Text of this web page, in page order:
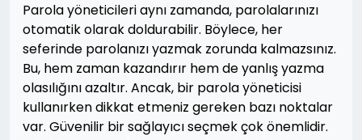
Parola yöneticileri aynı zamanda, parolalarınızı
otomatik olarak doldurabilir. Böylece, her
seferinde parolanızı yazmak zorunda kalmazsınız.
Bu, hem zaman kazandırır hem de yanlış yazma
olasılığını azaltır. Ancak, bir parola yöneticisi
kullanırken dikkat etmeniz gereken bazı noktalar
var. Güvenilir bir sağlayıcı seçmek çok önemlidir.